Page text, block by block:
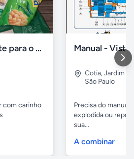
Cestas de Presente para o Dia dos Pais
com carinho
Cotia,Jardim
São Paulo
Precisa do manual
explodida ou
sua...
A combinar